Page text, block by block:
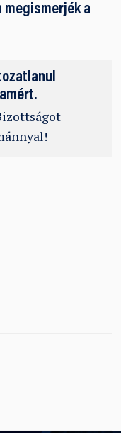
megismerjék a